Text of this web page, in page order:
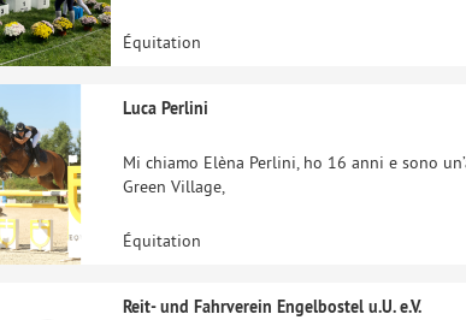
Équitation
Luca Perlini
Mi chiamo Elèna Perlini, ho 16 anni e sono
Green Village,
Équitation
Reit- und Fahrverein Engelbostel u.U. e.V.